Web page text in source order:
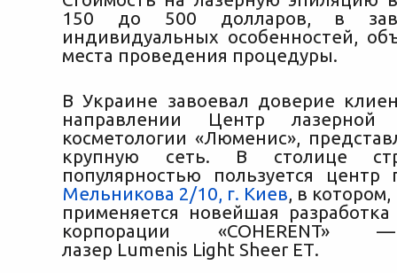
150 до 500 долларов, в
индивидуальных особенностей,
места проведения процедуры.
В Украине завоевал доверие
направлении Центр
косметологии «Люменис»,
крупную сеть. В столице
популярностью пользуется
Мельникова 2/10, г. Киев, в котором,
применяется новейшая
корпорации
лазер Lumenis Light Sheer ЕТ.